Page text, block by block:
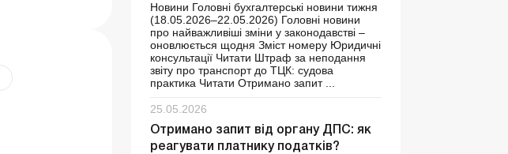
Новини Головні бухгалтерські новини тижня
(18.05.2026–22.05.2026) Головні новини
про найважливіші зміни у законодавстві –
оновлюється щодня Зміст номеру Юридичні
консультації Читати Штраф за неподання
звіту про транспорт до ТЦК: судова
практика Читати Отримано запит ...
25.05.2026
Отримано запит від органу ДПС: як
реагувати платнику податків?